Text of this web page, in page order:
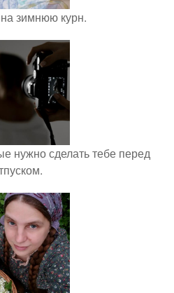
зимнюю курн.
нужно сделать тебе перед